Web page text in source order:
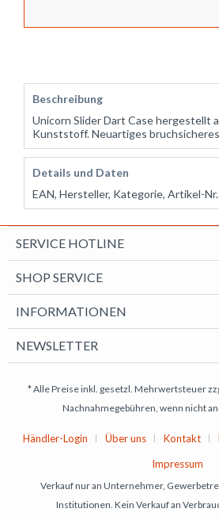
Beschreibung
Unicorn Slider Dart Case hergestellt
Kunststoff. Neuartiges
Details und Daten
EAN, Hersteller, Kategorie, Artikel-
SERVICE HOTLINE
SHOP SERVICE
INFORMATIONEN
NEWSLETTER
* Alle Preise inkl. gesetzl. Mehrwertsteuer
Nachnahmegebühren, wenn nicht
Händler-Login Über uns Kontakt
Impressum
Verkauf nur an Unternehmer,
Institutionen. Kein Verkauf an